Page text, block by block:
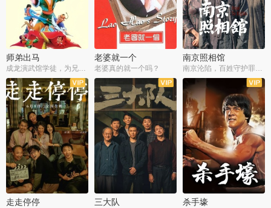
师弟出马
成龙演武馆学徒，为兄搏命战黑道
老婆就一个
老婆真的就一个吗？
南京照相馆
南京沦陷，百姓守护罪证底片
走走停停 三大队 杀手壕